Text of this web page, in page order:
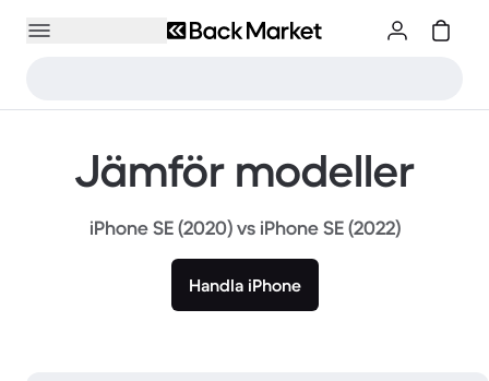
Jämför modeller
iPhone SE (2020) vs iPhone SE (2022)
Handla iPhone